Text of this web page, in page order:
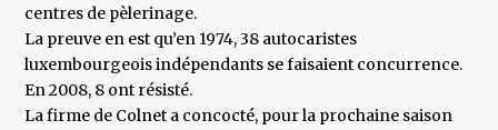
centres de pèlerinage.
La preuve en est qu’en 1974, 38 autocaristes
luxembourgeois indépendants se faisaient concurrence.
En 2008, 8 ont résisté.
La firme de Colnet a concocté, pour la prochaine saison